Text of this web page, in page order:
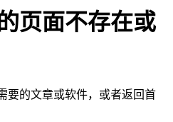
页面不存在或
要的文章或软件，或者返回首